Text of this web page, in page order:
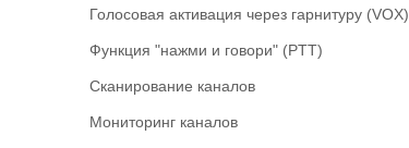
Голосовая активация через гарнитуру (VOX)
Функция "нажми и говори" (PTT)
Сканирование каналов
Мониторинг каналов